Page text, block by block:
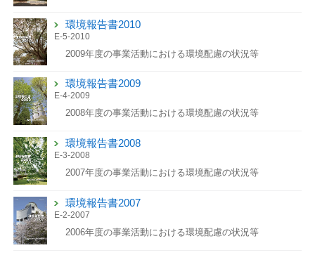
環境報告書2010
E-5-2010
2009年度の事業活動における環境配慮の状況等
環境報告書2009
E-4-2009
2008年度の事業活動における環境配慮の状況等
環境報告書2008
E-3-2008
2007年度の事業活動における環境配慮の状況等
環境報告書2007
E-2-2007
2006年度の事業活動における環境配慮の状況等